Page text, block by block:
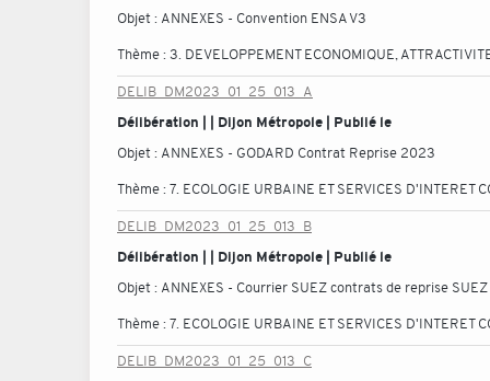
Objet : ANNEXES - Convention ENSA V3
Thème :3. DEVELOPPEMENT ECONOMIQUE,
DELIB_DM2023_01_25_013_A
Délibération | | Dijon Métropole | Publié le
Objet : ANNEXES - GODARD Contrat Reprise 2023
Thème :7. ECOLOGIE URBAINE ET SERVICES D'INTERET
DELIB_DM2023_01_25_013_B
Délibération | | Dijon Métropole | Publié le
Objet : ANNEXES - Courrier SUEZ contrats de reprise SUEZ
Thème :7. ECOLOGIE URBAINE ET SERVICES D'INTERET
DELIB_DM2023_01_25_013_C